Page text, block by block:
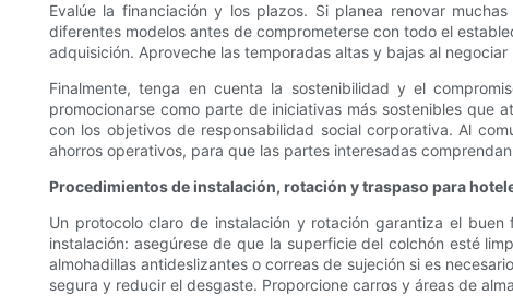
Evalúe la financiación y los plazos. Si planea renovar
diferentes modelos antes de comprometerse con todo el
adquisición. Aproveche las temporadas altas y bajas al
Finalmente, tenga en cuenta la sostenibilidad y el
promocionarse como parte de iniciativas más sostenibles que
con los objetivos de responsabilidad social corporativa. Al
ahorros operativos, para que las partes interesadas
Procedimientos de instalación, rotación y traspaso para
Un protocolo claro de instalación y rotación garantiza el
instalación: asegúrese de que la superficie del colchón esté
almohadillas antideslizantes o correas de sujeción si es
segura y reducir el desgaste. Proporcione carros y áreas de